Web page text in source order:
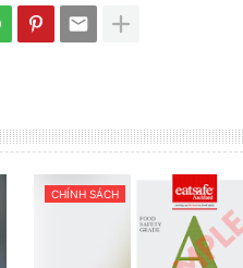
CHÍNH SÁCH